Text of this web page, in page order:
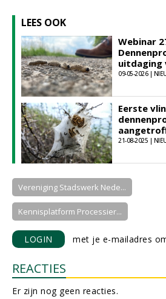
LEES OOK
Webinar
uitdaging
09-05-2026 |
Eerste
21-08-2025 |
Vereniging Stadswerk Nede...
Kennisplatform Processier...
LOGIN met je e-mailadres
REACTIES
Er zijn nog geen reacties.